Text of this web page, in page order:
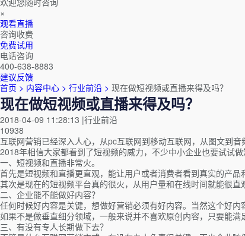
×
观看直播
咨询收费
免费试用
电话咨询
400-638-8883
建议反馈
首页 > 内容中心 > 行业前沿 > 现在做短视频或直播来得及吗？
现在做短视频或直播来得及吗？
2018-04-09 11:28:13 |行业前沿
10938
互联网营销已经深入人心，从pc互联网到移动互联网，从图文到
2018年相信大家都看到了短视频的威力，不少中小企业也要试试
一、短视频和直播非常火。
首先是短视频和直播更直观，能让用户或者消费者看到真实的产
其次是现在的短视频平台真的很火，从用户量和在线时间就能很
二、企业能不能做好内容？
任何时候好内容是关键，想做好营销必须有好内容。当然这个好
如果不是做垂直细分领域，一般来说并不喜欢原创内容，只要能
三、有没有专人长期做下去？